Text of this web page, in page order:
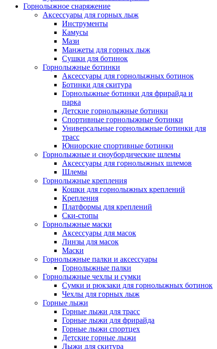
Горнолыжное снаряжение
Аксессуары для горных лыж
Инструменты
Камусы
Мази
Манжеты для горных лыж
Сушки для ботинок
Горнолыжные ботинки
Аксессуары для горнолыжных ботинок
Ботинки для скитура
Горнолыжные ботинки для фрирайда и
парка
Детские горнолыжные ботинки
Спортивные горнолыжные ботинки
Универсальные горнолыжные ботинки для
трасс
Юниорские спортивные ботинки
Горнолыжные и сноубордические шлемы
Аксессуары для горнолыжных шлемов
Шлемы
Горнолыжные крепления
Кошки для горнолыжных креплений
Крепления
Платформы для креплений
Ски-стопы
Горнолыжные маски
Аксессуары для масок
Линзы для масок
Маски
Горнолыжные палки и аксессуары
Горнолыжные палки
Горнолыжные чехлы и сумки
Сумки и рюкзаки для горнолыжных ботинок
Чехлы для горных лыж
Горные лыжи
Горные лыжи для трасс
Горные лыжи для фрирайда
Горные лыжи спортцех
Детские горные лыжи
Лыжи для скитура